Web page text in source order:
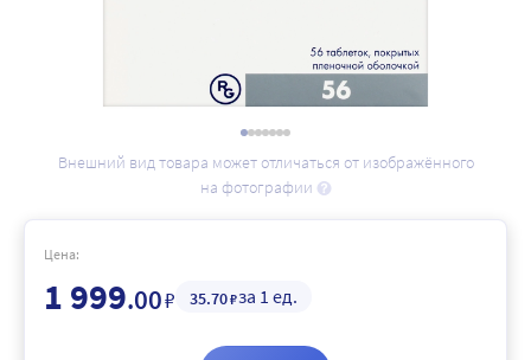
Внешний вид товара может отличаться от изображённого
на фотографии
Цена:
1 999.00₽ 35.70₽за 1 ед.